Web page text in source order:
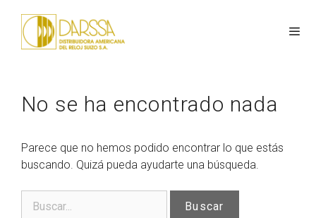
No se ha encontrado nada
Parece que no hemos podido encontrar lo que estás
buscando. Quizá pueda ayudarte una búsqueda.